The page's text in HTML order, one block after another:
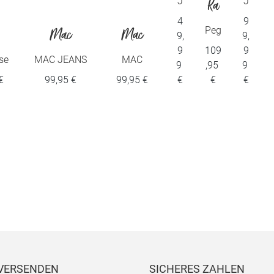
Mac
MAC JEANS
- DANNI,
Light
99,95 €
Mac
MAC
JEANS -
CHRISTY,
99,95 €
li
ve
r
e
a
n
s-
H
o
4
9,
9
9
€
Ra
ph
ael
a
Peg
gy
Cul
otte
109
,95
€
n
ar
i
e
a
n
s
9
9,
9
9
€
SICHERES ZAHLEN